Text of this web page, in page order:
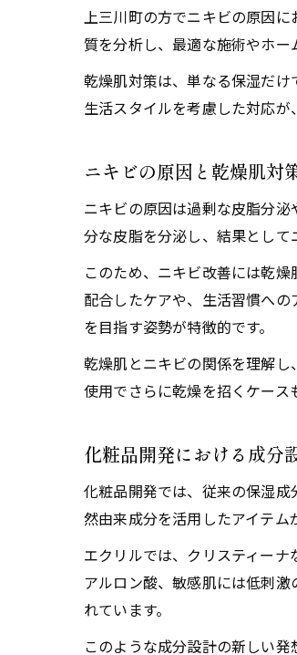
上三川町の方でニキビの原因
質を分析し、最適な施術やホー
乾燥肌対策は、単なる保湿だ
生活スタイルを考慮した対応が
ニキビの原因と乾燥肌対
ニキビの原因は過剰な皮脂分
分な皮脂を分泌し、結果として
このため、ニキビ改善には乾
配合したケアや、生活習慣へ
を目指す姿勢が特徴的です。
乾燥肌とニキビの関係を理解
使用でさらに乾燥を招くケース
化粧品開発における成分
化粧品開発では、従来の保湿
然由来成分を活用したアイテム
エクリルでは、クリスティー
アルロン酸、敏感肌には低刺
れています。
このような成分設計の新しい